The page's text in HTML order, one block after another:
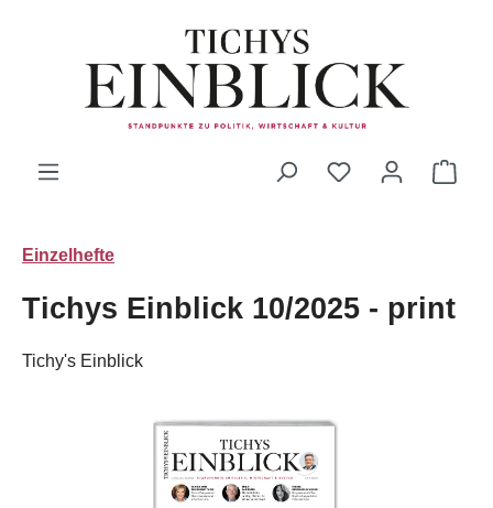
Zum Hauptinhalt springen
Du hast 0
Einzelhefte
Tichys Einblick 10/2025 - print
Tichy's Einblick
Bildergalerie überspringen